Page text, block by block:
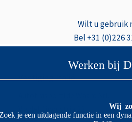
Wilt u gebruik
Bel +31 (0)226
Vestiging Italië
Werken bij
Wij
Zoek je een uitdagende functie in een